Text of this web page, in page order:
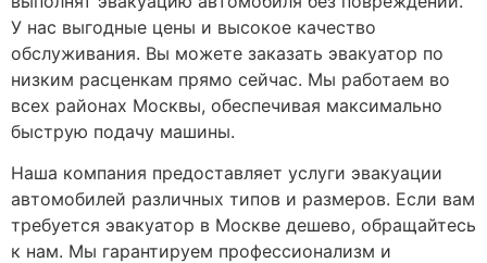
У нас выгодные цены и высокое качество
обслуживания. Вы можете заказать эвакуатор по
низким расценкам прямо сейчас. Мы работаем во
всех районах Москвы, обеспечивая максимально
быструю подачу машины.
Наша компания предоставляет услуги эвакуации
автомобилей различных типов и размеров. Если вам
требуется эвакуатор в Москве дешево, обращайтесь
к нам. Мы гарантируем профессионализм и